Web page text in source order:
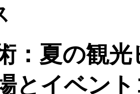
：夏の観
とイベン